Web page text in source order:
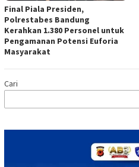
Final Piala Presiden,
Polrestabes Bandung
Kerahkan 1.380 Personel untuk
Pengamanan Potensi Euforia
Masyarakat
Cari